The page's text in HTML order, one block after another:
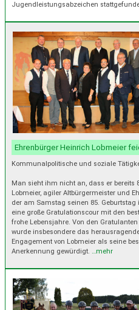
Jugendleistungsabzeichen
Ehrenbürger Heinrich Lobmeier
Kommunalpolitische und soziale
Man sieht ihm nicht an, dass er bereits
Lobmeier, agiler Altbürgermeister und
der am Samstag seinen 85. Geburtstag
eine große Gratulationscour mit den
frohe Lebensjahre. Von den
wurde insbesondere das
Engagement von Lobmeier als seine
Anerkennung gewürdigt. …mehr